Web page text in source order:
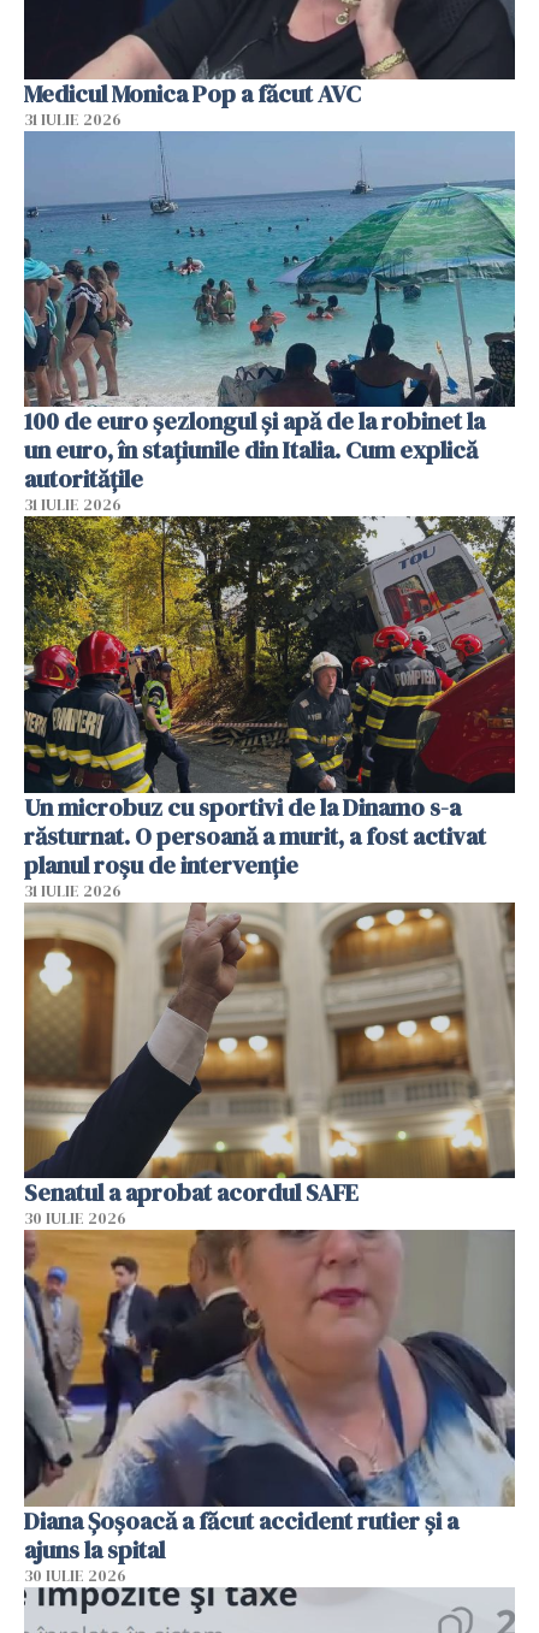
Medicul Monica Pop a făcut AVC
31 IULIE 2026
100 de euro șezlongul și apă de la robinet la
un euro, în stațiunile din Italia. Cum explică
autoritățile
31 IULIE 2026
Un microbuz cu sportivi de la Dinamo s-a
răsturnat. O persoană a murit, a fost activat
planul roșu de intervenție
31 IULIE 2026
Senatul a aprobat acordul SAFE
30 IULIE 2026
Diana Șoșoacă a făcut accident rutier și a
ajuns la spital
30 IULIE 2026